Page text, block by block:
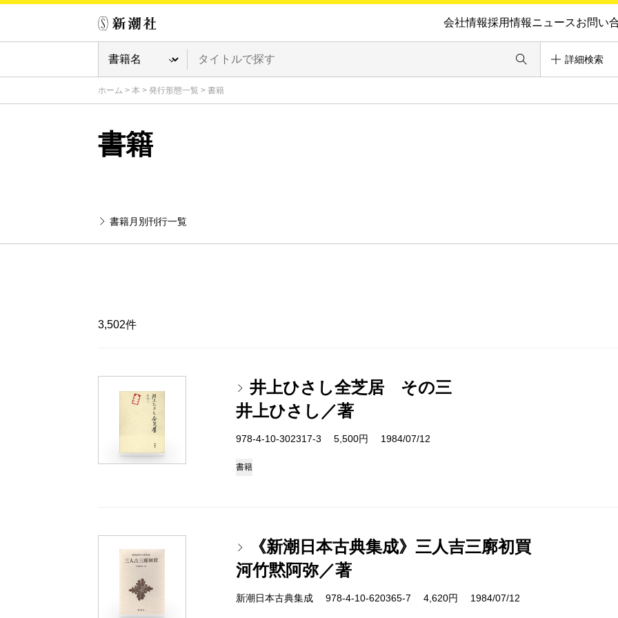
会社情報採用情報ニュースお問い
詳細検索
ホーム > 本 > 発行形態一覧 > 書籍
書籍
書籍月別刊行一覧
3,502件
井上ひさし全芝居 その三
井上ひさし／著
978-4-10-302317-3 5,500円 1984/07/12
書籍
《新潮日本古典集成》三人吉三廓初買
河竹黙阿弥／著
新潮日本古典集成 978-4-10-620365-7 4,620円 1984/07/12